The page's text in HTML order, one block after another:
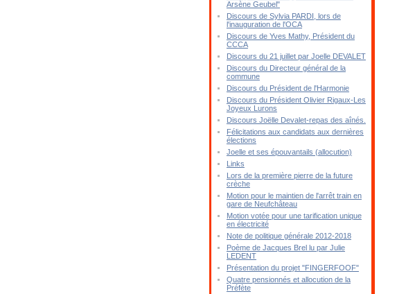
Arsène Geubel"
Discours de Sylvia PARDI, lors de
l'inauguration de l'OCA
Discours de Yves Mathy, Président du
CCCA
Discours du 21 juillet par Joelle DEVALET
Discours du Directeur général de la
commune
Discours du Président de l'Harmonie
Discours du Président Olivier Rigaux-Les
Joyeux Lurons
Discours Joëlle Devalet-repas des aînés.
Félicitations aux candidats aux dernières
élections
Joelle et ses épouvantails (allocution)
Links
Lors de la première pierre de la future
crèche
Motion pour le maintien de l'arrêt train en
gare de Neufchâteau
Motion votée pour une tarification unique
en électricité
Note de politique générale 2012-2018
Poème de Jacques Brel lu par Julie
LEDENT
Présentation du projet "FINGERFOOF"
Quatre pensionnés et allocution de la
Préfète